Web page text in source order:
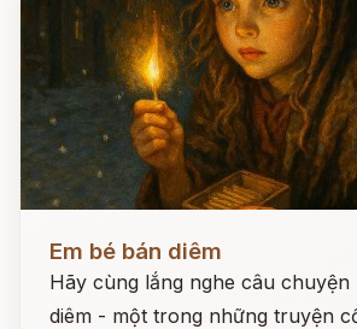
Em bé bán diêm
Hãy cùng lắng nghe câu chuyện
diêm - một trong những truyện